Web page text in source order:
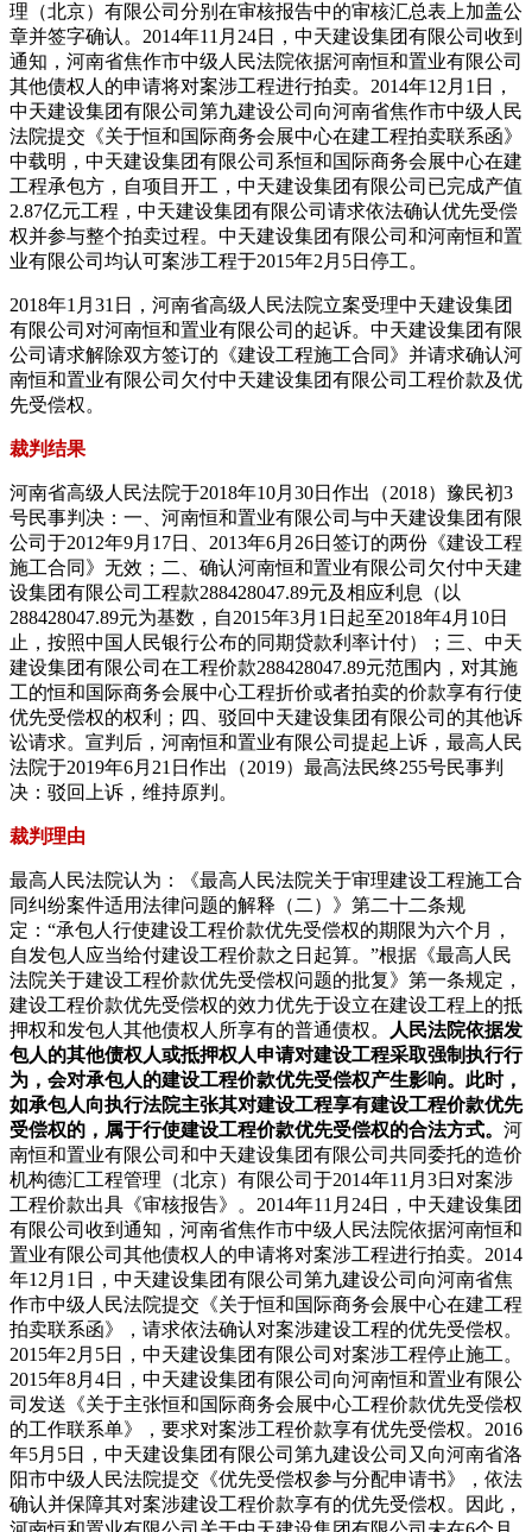
理（北京）有限公司分别在审核报告中的审核汇总表上加盖公
章并签字确认。2014年11月24日，中天建设集团有限公司收到
通知，河南省焦作市中级人民法院依据河南恒和置业有限公司
其他债权人的申请将对案涉工程进行拍卖。2014年12月1日，
中天建设集团有限公司第九建设公司向河南省焦作市中级人民
法院提交《关于恒和国际商务会展中心在建工程拍卖联系函》
中载明，中天建设集团有限公司系恒和国际商务会展中心在建
工程承包方，自项目开工，中天建设集团有限公司已完成产值
2.87亿元工程，中天建设集团有限公司请求依法确认优先受偿
权并参与整个拍卖过程。中天建设集团有限公司和河南恒和置
业有限公司均认可案涉工程于2015年2月5日停工。
2018年1月31日，河南省高级人民法院立案受理中天建设集团
有限公司对河南恒和置业有限公司的起诉。中天建设集团有限
公司请求解除双方签订的《建设工程施工合同》并请求确认河
南恒和置业有限公司欠付中天建设集团有限公司工程价款及优
先受偿权。
裁判结果
河南省高级人民法院于2018年10月30日作出（2018）豫民初3
号民事判决：一、河南恒和置业有限公司与中天建设集团有限
公司于2012年9月17日、2013年6月26日签订的两份《建设工程
施工合同》无效；二、确认河南恒和置业有限公司欠付中天建
设集团有限公司工程款288428047.89元及相应利息（以
288428047.89元为基数，自2015年3月1日起至2018年4月10日
止，按照中国人民银行公布的同期贷款利率计付）；三、中天
建设集团有限公司在工程价款288428047.89元范围内，对其施
工的恒和国际商务会展中心工程折价或者拍卖的价款享有行使
优先受偿权的权利；四、驳回中天建设集团有限公司的其他诉
讼请求。宣判后，河南恒和置业有限公司提起上诉，最高人民
法院于2019年6月21日作出（2019）最高法民终255号民事判
决：驳回上诉，维持原判。
裁判理由
最高人民法院认为：《最高人民法院关于审理建设工程施工合
同纠纷案件适用法律问题的解释（二）》第二十二条规
定：“承包人行使建设工程价款优先受偿权的期限为六个月，
自发包人应当给付建设工程价款之日起算。”根据《最高人民
法院关于建设工程价款优先受偿权问题的批复》第一条规定，
建设工程价款优先受偿权的效力优先于设立在建设工程上的抵
押权和发包人其他债权人所享有的普通债权。
人民法院依据发
包人的其他债权人或抵押权人申请对建设工程采取强制执行行
为，会对承包人的建设工程价款优先受偿权产生影响。此时，
如承包人向执行法院主张其对建设工程享有建设工程价款优先
受偿权的，属于行使建设工程价款优先受偿权的合法方式。 河
南恒和置业有限公司和中天建设集团有限公司共同委托的造价
机构德汇工程管理（北京）有限公司于2014年11月3日对案涉
工程价款出具《审核报告》。2014年11月24日，中天建设集团
有限公司收到通知，河南省焦作市中级人民法院依据河南恒和
置业有限公司其他债权人的申请将对案涉工程进行拍卖。2014
年12月1日，中天建设集团有限公司第九建设公司向河南省焦
作市中级人民法院提交《关于恒和国际商务会展中心在建工程
拍卖联系函》，请求依法确认对案涉建设工程的优先受偿权。
2015年2月5日，中天建设集团有限公司对案涉工程停止施工。
2015年8月4日，中天建设集团有限公司向河南恒和置业有限公
司发送《关于主张恒和国际商务会展中心工程价款优先受偿权
的工作联系单》，要求对案涉工程价款享有优先受偿权。2016
年5月5日，中天建设集团有限公司第九建设公司又向河南省洛
阳市中级人民法院提交《优先受偿权参与分配申请书》，依法
确认并保障其对案涉建设工程价款享有的优先受偿权。因此，